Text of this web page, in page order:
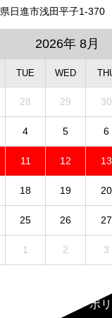
日進市浅田平子1-370
2026年 8月
TUE WED
28 29 30
4 5 6
11 12 13
18 19 20
25 26 27
1 2 3
プライバシーポ